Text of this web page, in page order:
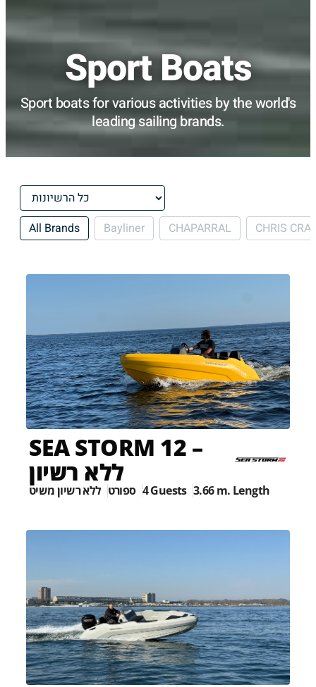
Sport Boats
Sport boats for various activities by the world's
leading sailing brands.
All Brands Bayliner CHAPARRAL CHRIS
SEA STORM 12 –
ללא רשיון
ללא רשיון משיט ספורט 4 Guests 3.66 m. Length